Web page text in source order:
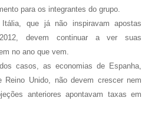
para os integrantes do grupo.
que já não inspiravam apostas
devem continuar a ver suas
no ano que vem.
casos, as economias de Espanha,
Reino Unido, não devem crescer nem
anteriores apontavam taxas em